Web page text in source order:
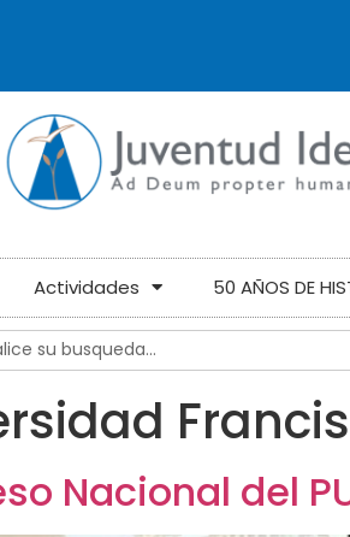
Actividades 50 AÑOS DE
Nacional del